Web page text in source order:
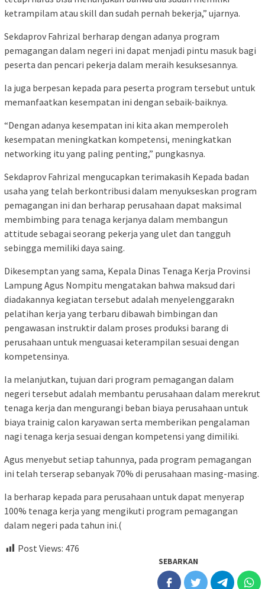
ketrampilam atau skill dan sudah pernah bekerja,” ujarnya.
Sekdaprov Fahrizal berharap dengan adanya program
pemagangan dalam negeri ini dapat menjadi pintu masuk bagi
peserta dan pencari pekerja dalam meraih kesuksesannya.
Ia juga berpesan kepada para peserta program tersebut untuk
memanfaatkan kesempatan ini dengan sebaik-baiknya.
“Dengan adanya kesempatan ini kita akan memperoleh
kesempatan meningkatkan kompetensi, meningkatkan
networking itu yang paling penting,” pungkasnya.
Sekdaprov Fahrizal mengucapkan terimakasih Kepada badan
usaha yang telah berkontribusi dalam menyukseskan program
pemagangan ini dan berharap perusahaan dapat maksimal
membimbing para tenaga kerjanya dalam membangun
attitude sebagai seorang pekerja yang ulet dan tangguh
sebingga memiliki daya saing.
Dikesemptan yang sama, Kepala Dinas Tenaga Kerja Provinsi
Lampung Agus Nompitu mengatakan bahwa maksud dari
diadakannya kegiatan tersebut adalah menyelenggarakn
pelatihan kerja yang terbaru dibawah bimbingan dan
pengawasan instruktir dalam proses produksi barang di
perusahaan untuk menguasai keterampilan sesuai dengan
kompetensinya.
Ia melanjutkan, tujuan dari program pemagangan dalam
negeri tersebut adalah membantu perusahaan dalam merekrut
tenaga kerja dan mengurangi beban biaya perusahaan untuk
biaya trainig calon karyawan serta memberikan pengalaman
nagi tenaga kerja sesuai dengan kompetensi yang dimiliki.
Agus menyebut setiap tahunnya, pada program pemagangan
ini telah terserap sebanyak 70% di perusahaan masing-masing.
Ia berharap kepada para perusahaan untuk dapat menyerap
100% tenaga kerja yang mengikuti program pemagangan
dalam negeri pada tahun ini.(
Post Views: 476
SEBARKAN